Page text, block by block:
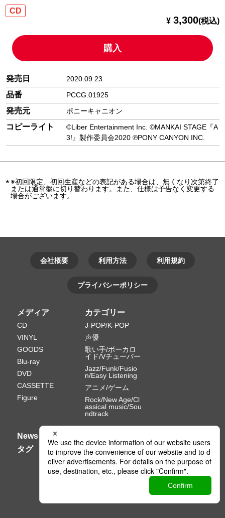
CD
¥ 3,300(税込)
購入
発売日 2020.09.23
品番 PCCG.01925
発売元 ポニーキャニオン
コピーライト
©Liber Entertainment Inc. ©MANKAI STAGE『A
3!』製作委員会2020 ℗PONY CANYON INC.
※初回限定、初回生産などの表記がある場合は、無くなり次第終了
または通常盤に切り替わります。また、仕様は予告なく変更する
場合がございます。
会社概要 利用方法 利用規約
プライバシーポリシー
メディア
CD
VINYL
GOODS
Blu-ray
DVD
CASSETTE
Figure
カテゴリー
J-POP/K-POP
声優
歌い手/ボーカロ
イド/Vチューバー
Jazz/Funk/Fusio
n/Easy Listening
アニメ/ゲーム
Rock/New Age/Cl
assical music/Sou
ndtrack
News
タグ
Ⓒ PONY CANYON INC.